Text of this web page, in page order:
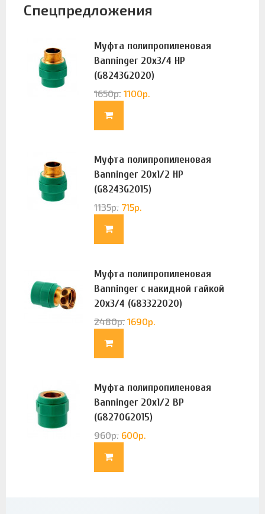
Спецпредложения
Муфта полипропиленовая
Banninger 20х3/4 НР
(G8243G2020)
1650р. 1100р.
Муфта полипропиленовая
Banninger 20х1/2 НР
(G8243G2015)
1135р. 715р.
Муфта полипропиленовая
Banninger с накидной гайкой
20х3/4 (G83322020)
2480р. 1690р.
Муфта полипропиленовая
Banninger 20х1/2 ВР
(G8270G2015)
960р. 600р.